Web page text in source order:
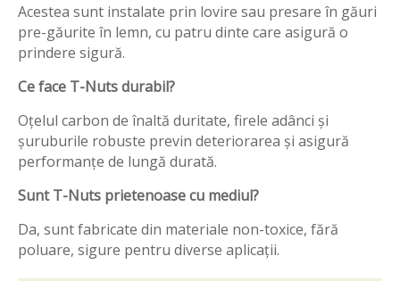
Acestea sunt instalate prin lovire sau presare în găuri
pre-găurite în lemn, cu patru dinte care asigură o
prindere sigură.
Ce face T-Nuts durabil?
Oțelul carbon de înaltă duritate, firele adânci și
șuruburile robuste previn deteriorarea și asigură
performanțe de lungă durată.
Sunt T-Nuts prietenoase cu mediul?
Da, sunt fabricate din materiale non-toxice, fără
poluare, sigure pentru diverse aplicații.